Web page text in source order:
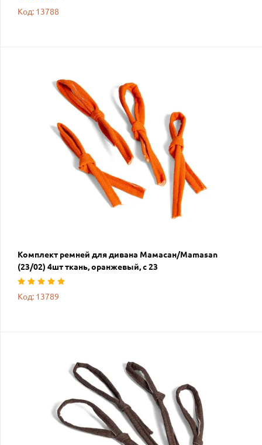
Код: 13788
Комплект ремней для дивана Мамасан/Mamasan
(23/02) 4шт ткань, оранжевый, с 23
Код: 13789